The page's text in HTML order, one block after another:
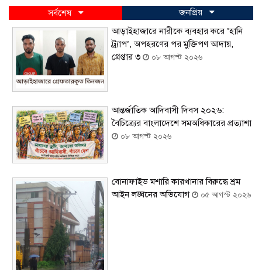
সর্বশেষ
জনপ্রিয়
আড়াইহাজারে নারীকে ব্যবহার করে ‘হানি
ট্র্যাপ’, অপহরণের পর মুক্তিপণ আদায়,
গ্রেপ্তার ৩
০৮ আগস্ট ২০২৬
আন্তর্জাতিক আদিবাসী দিবস ২০২৬:
বৈচিত্র্যের বাংলাদেশে সমঅধিকারের প্রত্যাশা
০৮ আগস্ট ২০২৬
বোনাফাইড মশারি কারখানার বিরুদ্ধে শ্রম
আইন লঙ্ঘনের অভিযোগ
০৫ আগস্ট ২০২৬